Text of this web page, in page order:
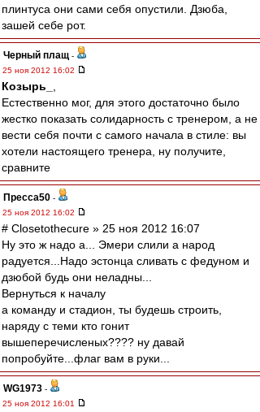
плинтуса они сами себя опустили. Дзюба,
зашей себе рот.
Черный плащ -
25 ноя 2012 16:02
Козырь_
Естественно мог, для этого достаточно было
жестко показать солидарность с тренером, а не
вести себя почти с самого начала в стиле: вы
хотели настоящего тренера, ну получите,
сравните
Пресса50 -
25 ноя 2012 16:02
# Closetothecure » 25 ноя 2012 16:07
Ну это ж надо а... Эмери слили а народ
радуется...Надо эстонца сливать с федуном и
дзюбой будь они неладны...
Вернуться к началу
а команду и стадион, ты будешь строить,
наряду с теми кто гонит
вышеперечисленых???? ну давай
попробуйте...флаг вам в руки...
WG1973 -
25 ноя 2012 16:01